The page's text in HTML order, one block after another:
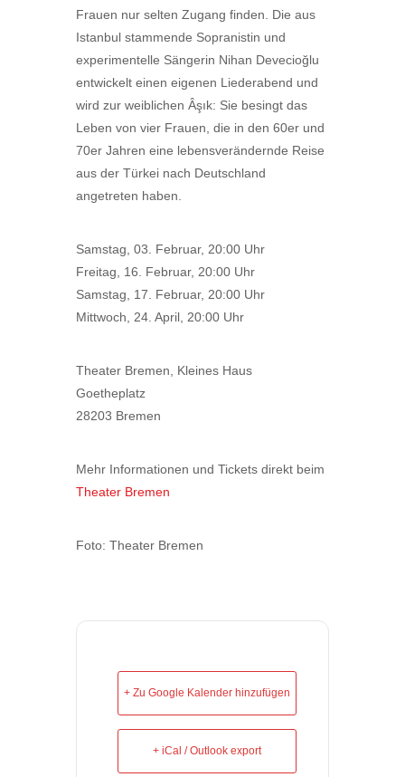
Frauen nur selten Zugang finden. Die aus
Istanbul stammende Sopranistin und
experimentelle Sängerin Nihan Devecioğlu
entwickelt einen eigenen Liederabend und
wird zur weiblichen Âşık: Sie besingt das
Leben von vier Frauen, die in den 60er und
70er Jahren eine lebensverändernde Reise
aus der Türkei nach Deutschland
angetreten haben.
Samstag, 03. Februar, 20:00 Uhr
Freitag, 16. Februar, 20:00 Uhr
Samstag, 17. Februar, 20:00 Uhr
Mittwoch, 24. April, 20:00 Uhr
Theater Bremen, Kleines Haus
Goetheplatz
28203 Bremen
Mehr Informationen und Tickets direkt beim
Theater Bremen
Foto: Theater Bremen
+ Zu Google Kalender hinzufügen
+ iCal / Outlook export